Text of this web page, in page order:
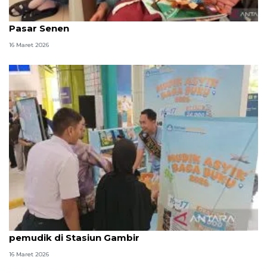
Wifi hingga buku gratis temani pemudik di Stasiun
Pasar Senen
16 Maret 2026
Kemendikdasmen bagikan buku gratis kepada
pemudik di Stasiun Gambir
16 Maret 2026